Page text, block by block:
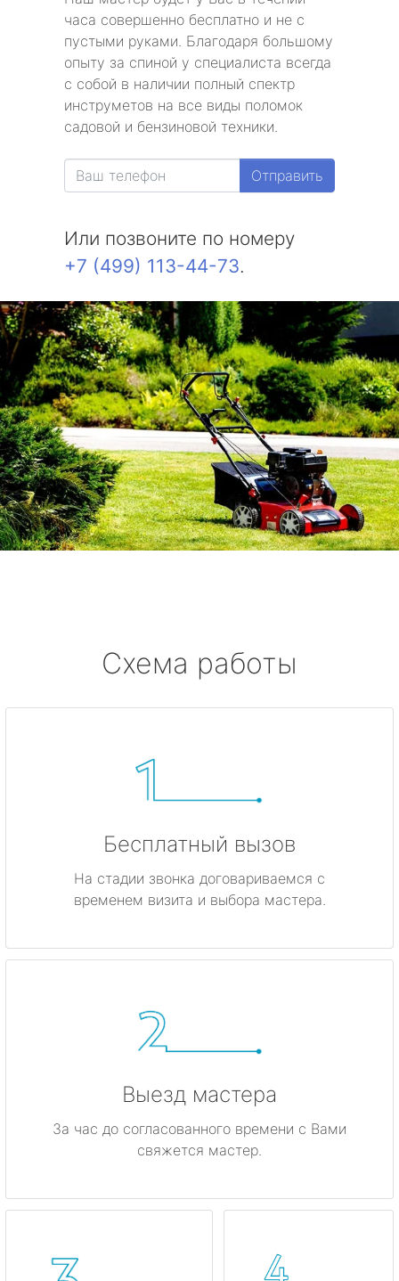
часа совершенно бесплатно и не с
пустыми руками. Благодаря большому
опыту за спиной у специалиста всегда
с собой в наличии полный спектр
инструметов на все виды поломок
садовой и бензиновой техники.
Отправить
Или позвоните по номеру
+7 (499) 113-44-73.
Схема работы
Бесплатный вызов
На стадии звонка договариваемся с
временем визита и выбора мастера.
Выезд мастера
За час до согласованного времени с Вами
свяжется мастер.